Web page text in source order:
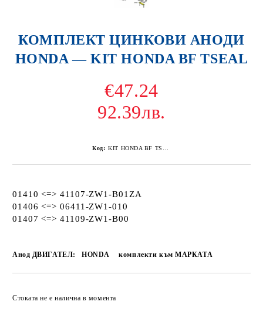
КОМПЛЕКТ ЦИНКОВИ АНОДИ
HONDA — KIT HONDA BF TSEAL
€47.24
92.39лв.
Код:
01410 <=> 41107-ZW1-B01ZA
01406 <=> 06411-ZW1-010
01407 <=> 41109-ZW1-B00
Анод ДВИГАТЕЛ: HONDA комплекти към МАРКАТА
Стоката не е налична в момента